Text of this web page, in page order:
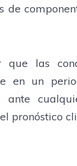
de
que las
en un
ante
pronóstico